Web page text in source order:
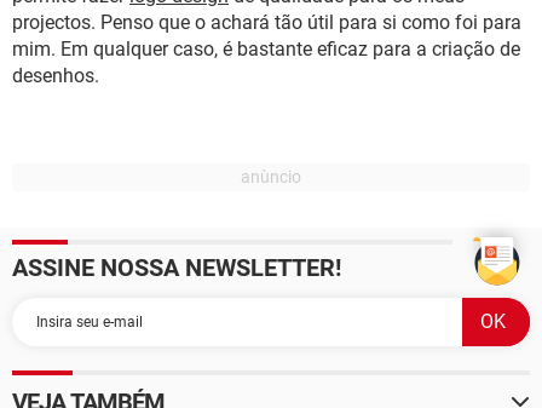
projectos. Penso que o achará tão útil para si como foi para
mim. Em qualquer caso, é bastante eficaz para a criação de
desenhos.
ASSINE NOSSA NEWSLETTER!
VEJA TAMBÉM